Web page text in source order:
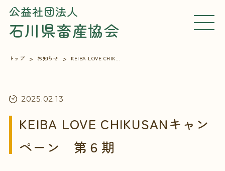
公益社団法人
石川県畜産協会
MEN
トップ お知らせ KEIBA LOVE CHIKUSANキャンペーン 第６期
2025.02.13
KEIBA LOVE CHIKUSANキャン
ペーン 第６期